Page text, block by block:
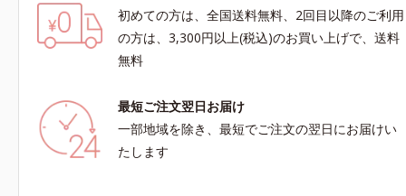
初めての方は、全国送料無料、2回目以降のご利用
の方は、3,300円以上(税込)のお買い上げで、送料
無料
最短ご注文翌日お届け
一部地域を除き、最短でご注文の翌日にお届けい
たします